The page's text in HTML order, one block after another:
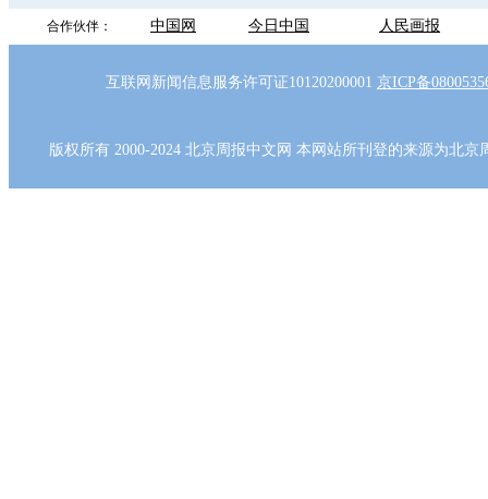
合作伙伴： 中国网 今日中国 人民画报
互联网新闻信息服务许可证10120200001 京ICP备
版权所有 2000-2024 北京周报中文网 本网站所刊登的来源为北